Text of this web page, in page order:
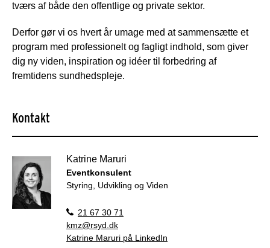
tværs af både den offentlige og private sektor.
Derfor gør vi os hvert år umage med at sammensætte et
program med professionelt og fagligt indhold, som giver
dig ny viden, inspiration og idéer til forbedring af
fremtidens sundhedspleje.
Kontakt
Katrine Maruri
Eventkonsulent
Styring, Udvikling og Viden
21 67 30 71
kmz@rsyd.dk
Katrine Maruri på LinkedIn